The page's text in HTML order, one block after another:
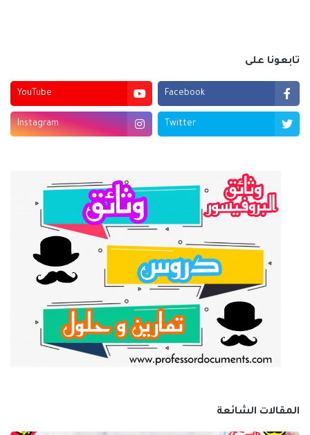
تابعونا على
Facebook
YouTube
Twitter
Instagram
المقالات الشائعة